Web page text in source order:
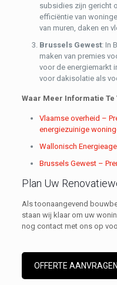
subsidies zijn gericht
efficiëntie van
van muren, daken en
Brussels Gewest: In
maken van premies
voor de energiemarkt
voor dakisolatie als
Waar Meer Informatie Te
Vlaamse overheid –
energiezuinige
Wallonisch
Brussels Gewest –
Plan Uw
Als toonaangevend
staan wij klaar om uw
nog contact met ons op
OFFERTE AANVRAGEN